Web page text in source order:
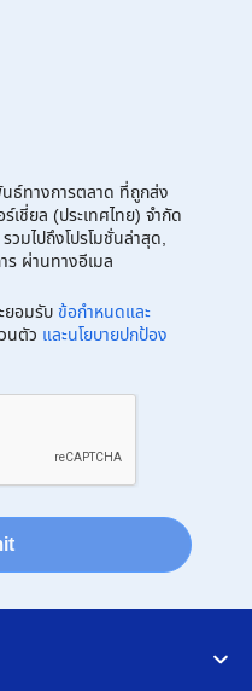
ธ์ทางการตลาด ที่ถูกส่ง
เชี่ยล (ประเทศไทย) จำกัด
มไปถึงโปรโมชั่นล่าสุด,
ร ผ่านทางอีเมล
ยอมรับข้อกำหนดและ
นตัว และนโยบายปกป้อง